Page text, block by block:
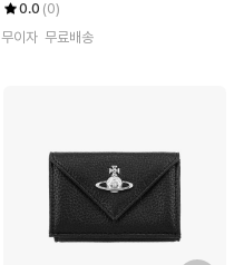
0.0 (0)
무이자 무료배송